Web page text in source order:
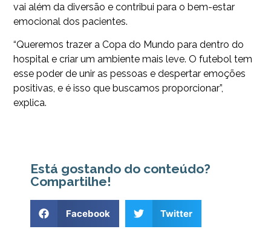
vai além da diversão e contribui para o bem-estar
emocional dos pacientes.
“Queremos trazer a Copa do Mundo para dentro do
hospital e criar um ambiente mais leve. O futebol tem
esse poder de unir as pessoas e despertar emoções
positivas, e é isso que buscamos proporcionar”,
explica.
Está gostando do conteúdo?
Compartilhe!
Facebook Twitter